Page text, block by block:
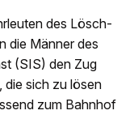
des Lösch-
die Männer des
(SIS) den Zug
die sich zu lösen
zum Bahnhof